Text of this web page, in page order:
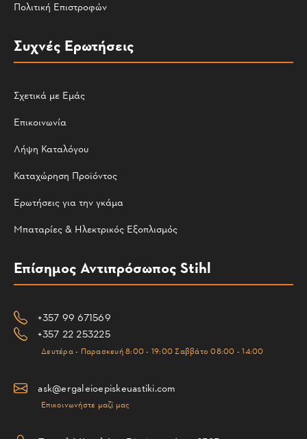
Πολιτική Επιστροφών
Συχνές Ερωτήσεις
Σχετικά με Εμάς
Επικοινωνία
Λήψη Καταλόγου
Καταχώρηση Προϊόντος
Ερωτήσεις για την γκάμα
Μπαταρίες & Ηλεκτρικός Εξοπλισμός
Επίσημος Αντιπρόσωπος Stihl
+357 99 671569
+357 22 253225
Δευτέρα - Παρασκευή 8:00 - 19:00 Σαββάτο 08:00 - 14:00
ask@ergaleioepiskeuastiki.com
Επικοινωνήστε μαζί μας